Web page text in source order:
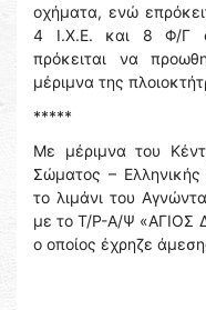
οχήματα, ενώ
4 Ι.Χ.Ε. και 8 Φ/Γ
πρόκειται να
μέριμνα της
*****
Με μέριμνα του
Σώματος –
το λιμάνι του
με το Τ/Ρ-Α/Ψ «ΑΓΙΟΣ
ο οποίος έχρηζε